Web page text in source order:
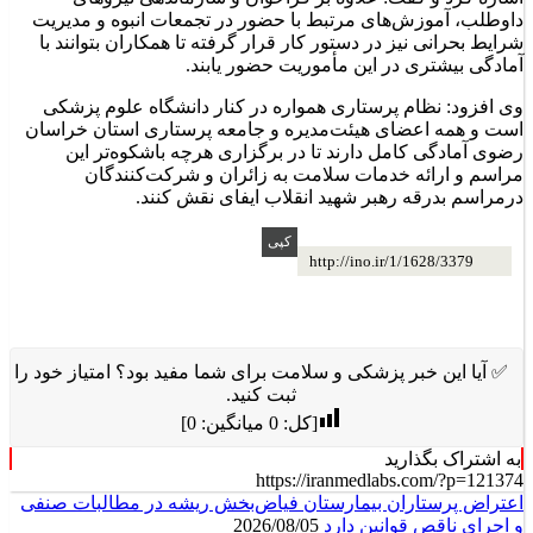
داوطلب، آموزش‌های مرتبط با حضور در تجمعات انبوه و مدیریت
شرایط بحرانی نیز در دستور کار قرار گرفته تا همکاران بتوانند با
آمادگی بیشتری در این مأموریت حضور یابند.
وی افزود: نظام پرستاری همواره در کنار دانشگاه علوم پزشکی
است و همه اعضای هیئت‌مدیره و جامعه پرستاری استان خراسان
رضوی آمادگی کامل دارند تا در برگزاری هرچه باشکوه‌تر این
مراسم و ارائه خدمات سلامت به زائران و شرکت‌کنندگان
درمراسم بدرقه رهبر شهید انقلاب ایفای نقش کنند.
http://ino.ir/1/1628/3379
✅ آیا این خبر پزشکی و سلامت برای شما مفید بود؟ امتیاز خود را
ثبت کنید.
[کل:0 میانگین:0
]
به اشتراک بگذارید
https://iranmedlabs.com/?p=121374
اعتراض پرستاران بیمارستان فیاض‌بخش ریشه در مطالبات صنفی
و اجرای ناقص قوانین دارد